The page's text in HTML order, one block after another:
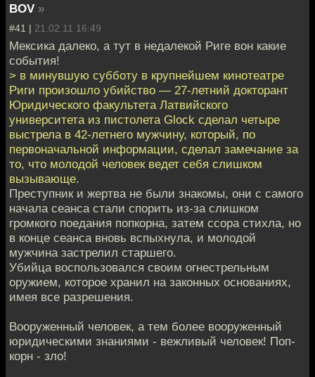
BOV »
#41 | 21.02.11 16:49
Мексика далеко, а тут в недалекой Риге вон какие
события!
> в минувшую субботу в крупнейшем кинотеатре
Риги произошло убийство — 27-летний докторант
Юридического факультета Латвийского
университета из пистолета Glock сделал четыре
выстрела в 42-летнего мужчину, который, по
первоначальной информации, сделал замечание за
то, что молодой человек ведет себя слишком
вызывающе.
Преступник и жертва не были знакомы, они с самого
начала сеанса стали спорить из-за слишком
громкого поедания попкорна, затем ссора стихла, но
в конце сеанса вновь вспыхнула, и молодой
мужчина застрелил старшего.
Убийца воспользовался своим огнестрельным
оружием, которое хранил на законных основаниях,
имея все разрешения.
Вооруженный человек, а тем более вооруженный
юридическими знаниями - вежливый человек! Поп-
корн - зло!